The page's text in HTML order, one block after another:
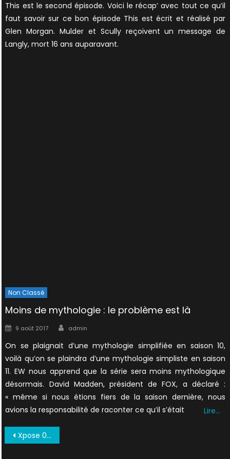
This est le second épisode. Voici le récap’ avec tout ce qu’il
faut savoir sur ce bon épisode This est écrit et réalisé par
Glen Morgan. Mulder et Scully reçoivent un message de
Langly, mort 16 ans auparavant.
Non Classé
Moins de mythologie : le problème est là
Posted
9 août 2017 Author
admin
On se plaignait d’une mythologie simplifiée en saison 10,
voilà qu’on se plaindra d’une mythologie simpliste en saison
11. EW nous apprend que la série sera moins mythologique
désormais. David Madden, président de FOX, a déclaré :
« même si nous étions fiers de la saison dernière, nous
avions la responsabilité de raconter ce qu’il s’était
Lire…
Navigation
Xpose 001 (1996 08) 0019